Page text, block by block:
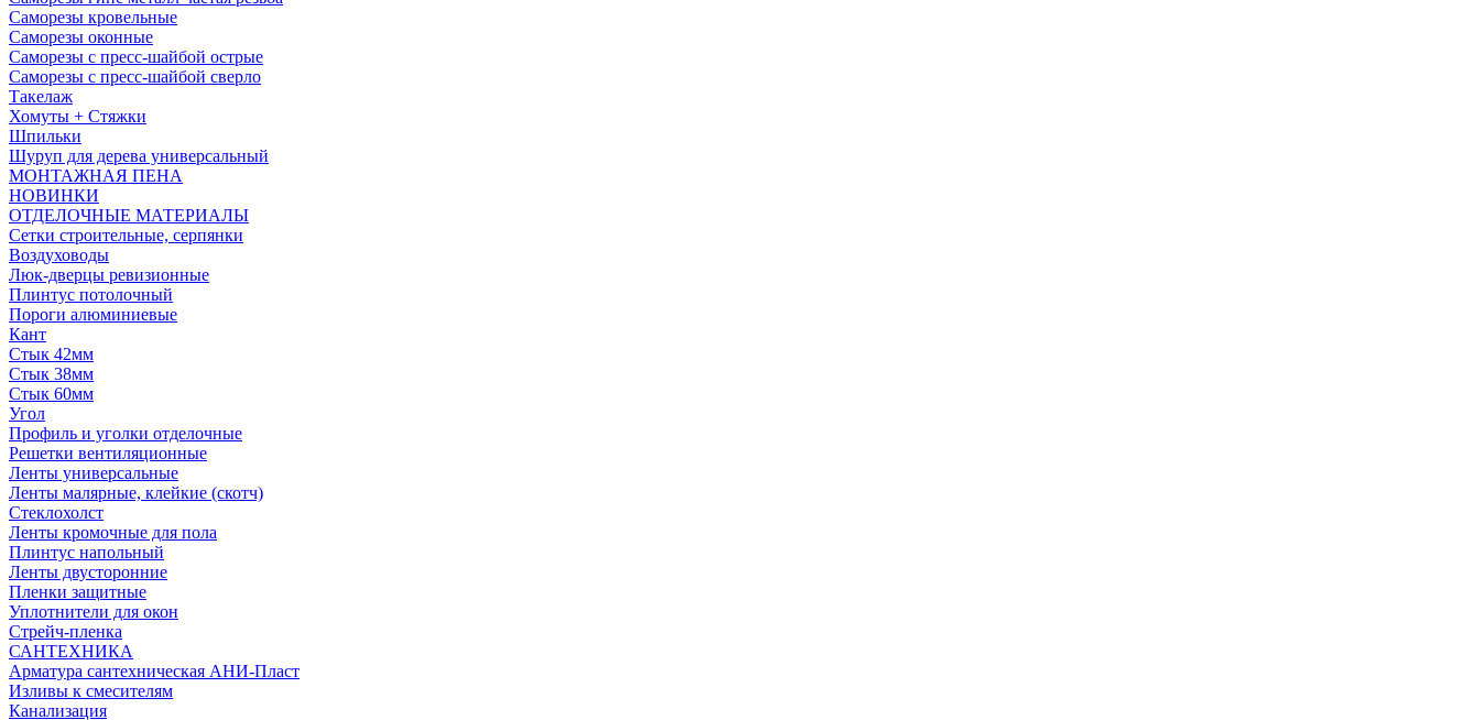
Саморезы кровельные
Саморезы оконные
Саморезы с пресс-шайбой острые
Саморезы с пресс-шайбой сверло
Такелаж
Хомуты + Стяжки
Шпильки
Шуруп для дерева универсальный
МОНТАЖНАЯ ПЕНА
НОВИНКИ
ОТДЕЛОЧНЫЕ МАТЕРИАЛЫ
Сетки строительные, серпянки
Воздуховоды
Люк-дверцы ревизионные
Плинтус потолочный
Пороги алюминиевые
Кант
Стык 42мм
Стык 38мм
Стык 60мм
Угол
Профиль и уголки отделочные
Решетки вентиляционные
Ленты универсальные
Ленты малярные, клейкие (скотч)
Стеклохолст
Ленты кромочные для пола
Плинтус напольный
Ленты двусторонние
Пленки защитные
Уплотнители для окон
Стрейч-пленка
САНТЕХНИКА
Арматура сантехническая АНИ-Пласт
Изливы к смесителям
Канализация